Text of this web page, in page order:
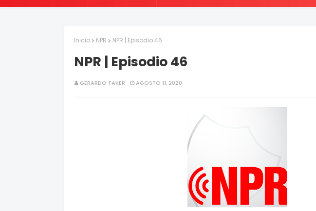
Inicio NPR NPR | Episodio 46
NPR | Episodio 46
GERARDO TAKER AGOSTO 11, 2020